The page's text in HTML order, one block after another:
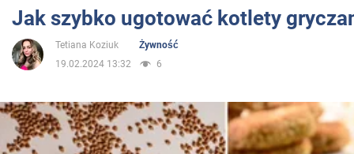
Sport
Rozrywka
Życie
Jak szybko ugotować kotlety
Tetiana Koziuk
Żywność
19.02.2024 13:32
6